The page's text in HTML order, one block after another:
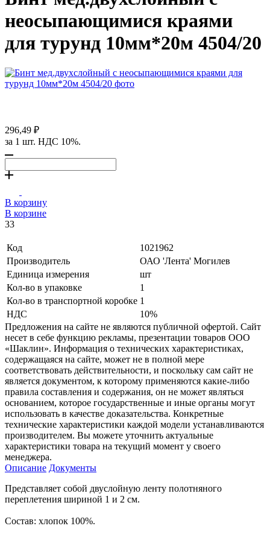
неосыпающимися краями
для турунд 10мм*20м 4504/20
296,49 ₽
за 1 шт. НДС 10%.
В корзину
В корзине
33
Код
1021962
Производитель
ОАО 'Лента' Могилев
Единица измерения
шт
Кол-во в упаковке
1
Кол-во в транспортной коробке 1
НДС
10%
Предложения на сайте не являются публичной офертой. Сайт
несет в себе функцию рекламы, презентации товаров ООО
«Шаклин». Информация о технических характеристиках,
содержащаяся на сайте, может не в полной мере
соответствовать действительности, и поскольку сам сайт не
является документом, к которому применяются какие-либо
правила составления и содержания, он не может являться
основанием, которое государственные и иные органы могут
использовать в качестве доказательства. Конкретные
технические характеристики каждой модели устанавливаются
производителем. Вы можете уточнить актуальные
характеристики товара на текущий момент у своего
менеджера.
Описание Документы
Представляет собой двуслойную ленту полотняного
переплетения шириной 1 и 2 см.
Состав: хлопок 100%.